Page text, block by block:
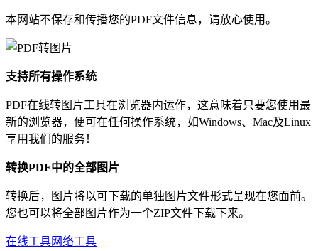
本网站不保存和传播您的PDF文件信息，请放心使用。
支持所有操作系统
PDF在线转图片工具在浏览器内运作，这意味着只要您使用最
新的浏览器，便可在任何操作系统，如Windows、Mac及Linux
享用我们的服务！
转换PDF中的全部图片
转换后，图片将以可下载的单独图片文件形式呈现在您面前。
您也可以将全部图片作为一个ZIP文件下载下来。
在线工具网络工具